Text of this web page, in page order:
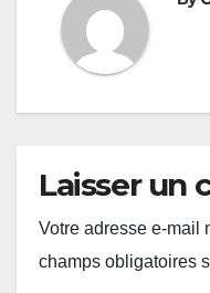
Laisser un
Votre adresse e-mail
champs obligatoires